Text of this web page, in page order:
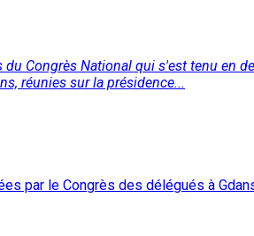
du Congrès National qui s'est tenu en
réunies sur la présidence...
par le Congrès des délégués à